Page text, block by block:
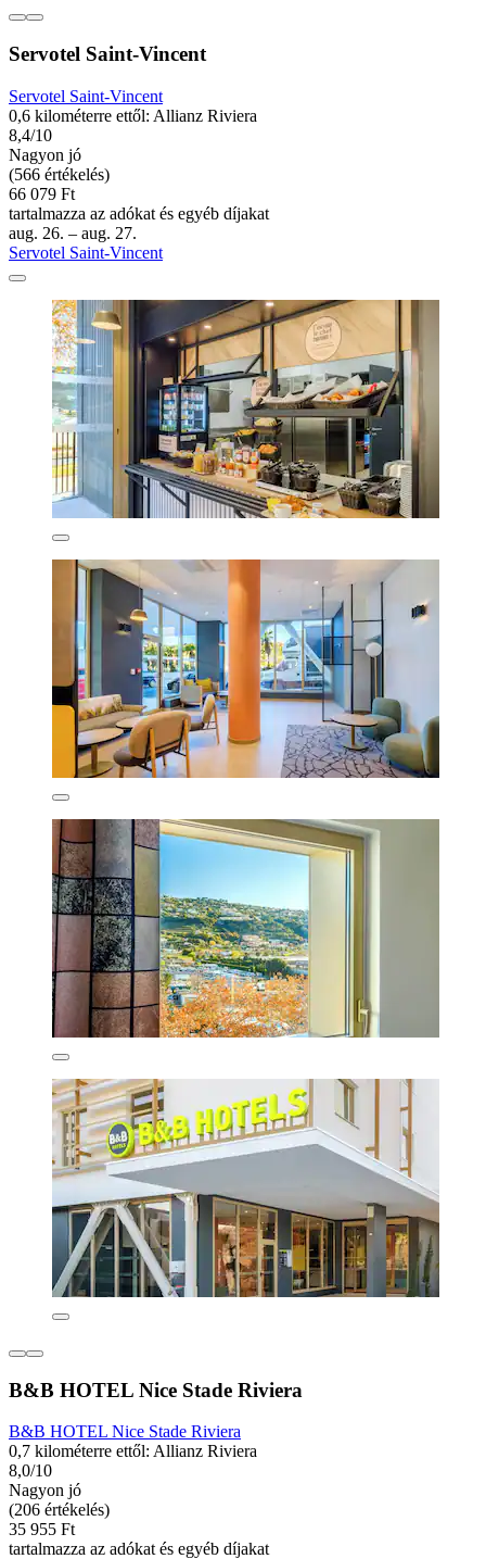
Servotel Saint-Vincent
Servotel Saint-Vincent
0,6 kilométerre ettől: Allianz Riviera
8,4/10
Nagyon jó
(566 értékelés)
66 079 Ft
tartalmazza az adókat és egyéb díjakat
aug. 26. – aug. 27.
Servotel Saint-Vincent
B&B HOTEL Nice Stade Riviera
B&B HOTEL Nice Stade Riviera
0,7 kilométerre ettől: Allianz Riviera
8,0/10
Nagyon jó
(206 értékelés)
35 955 Ft
tartalmazza az adókat és egyéb díjakat